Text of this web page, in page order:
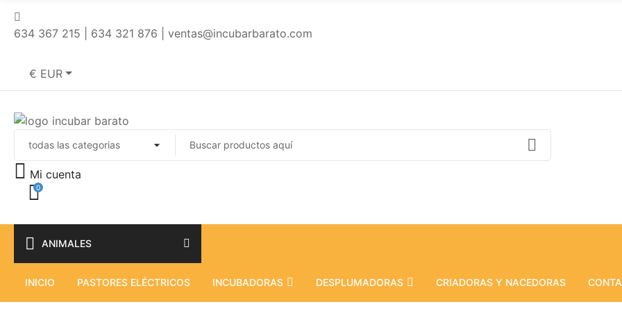
634 367 215 | 634 321 876 | ventas@incubarbarato.com
€ EUR
Mi cuenta
0
ANIMALES
INICIO PASTORES ELÉCTRICOS INCUBADORAS DESPLUMADORAS CRIADORAS Y NACEDORAS